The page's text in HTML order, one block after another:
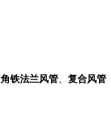
角铁法兰风管、 复合风管